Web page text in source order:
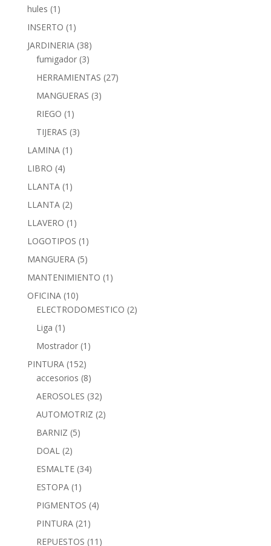
hules (1)
INSERTO (1)
JARDINERIA (38)
fumigador (3)
HERRAMIENTAS (27)
MANGUERAS (3)
RIEGO (1)
TIJERAS (3)
LAMINA (1)
LIBRO (4)
LLANTA (1)
LLANTA (2)
LLAVERO (1)
LOGOTIPOS (1)
MANGUERA (5)
MANTENIMIENTO (1)
OFICINA (10)
ELECTRODOMESTICO (2)
Liga (1)
Mostrador (1)
PINTURA (152)
accesorios (8)
AEROSOLES (32)
AUTOMOTRIZ (2)
BARNIZ (5)
DOAL (2)
ESMALTE (34)
ESTOPA (1)
PIGMENTOS (4)
PINTURA (21)
REPUESTOS (11)